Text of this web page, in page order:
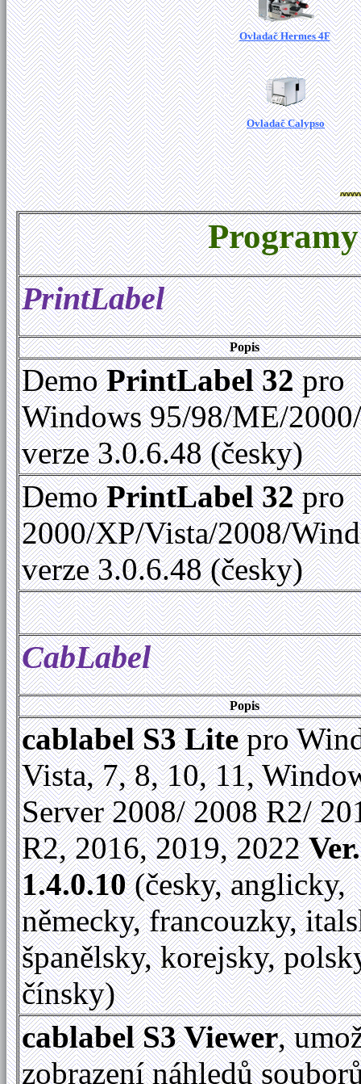
Ovladač Hermes 4F
Ovladač Calypso
PrintLabel
Popis
DemoPrintLabel 32pro
Windows 95/98/ME/
verze 3.0.6.48 (česky)
DemoPrintLabel 32pro
2000/XP/Vista/2008/
verze 3.0.6.48 (česky)
CabLabel
Popis
cablabel S3 Litepro
Vista, 7, 8, 10, 11,
Server 2008/ 2008 R2/
R2, 2016, 2019, 2022Ver.
1.4.0.10(česky, anglicky,
německy, francouzky,
španělsky, korejsky,
čínsky)
cablabel S3 Viewer,
zobrazení náhledů